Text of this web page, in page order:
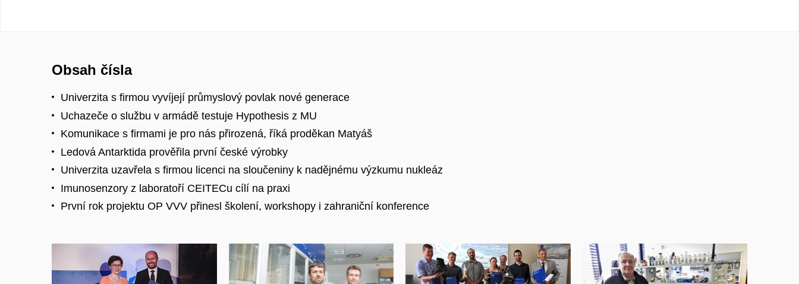
Obsah čísla
Univerzita s firmou vyvíjejí průmyslový povlak nové generace
Uchazeče o službu v armádě testuje Hypothesis z MU
Komunikace s firmami je pro nás přirozená, říká proděkan Matyáš
Ledová Antarktida prověřila první české výrobky
Univerzita uzavřela s firmou licenci na sloučeniny k nadějnému výzkumu nukleáz
Imunosenzory z laboratoří CEITECu cílí na praxi
První rok projektu OP VVV přinesl školení, workshopy i zahraniční konference